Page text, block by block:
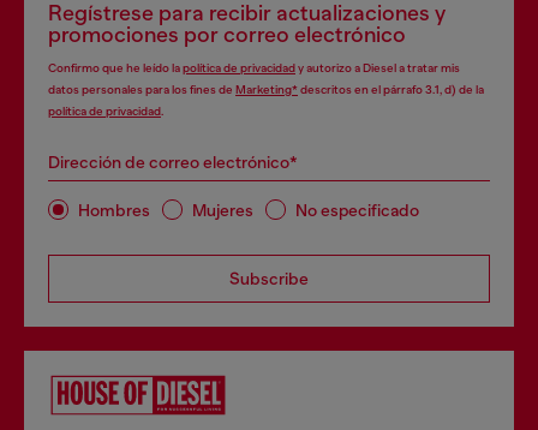
Regístrese para recibir actualizaciones y
promociones por correo electrónico
Confirmo que he leído lapolítica de privacidady autorizo a Diesel a tratar mis
datos personales para los fines de Marketing*descritos en el párrafo 3.1, d) de la
política de privacidad
Dirección de correo electrónico*
Hombres Mujeres No especificado
Subscribe